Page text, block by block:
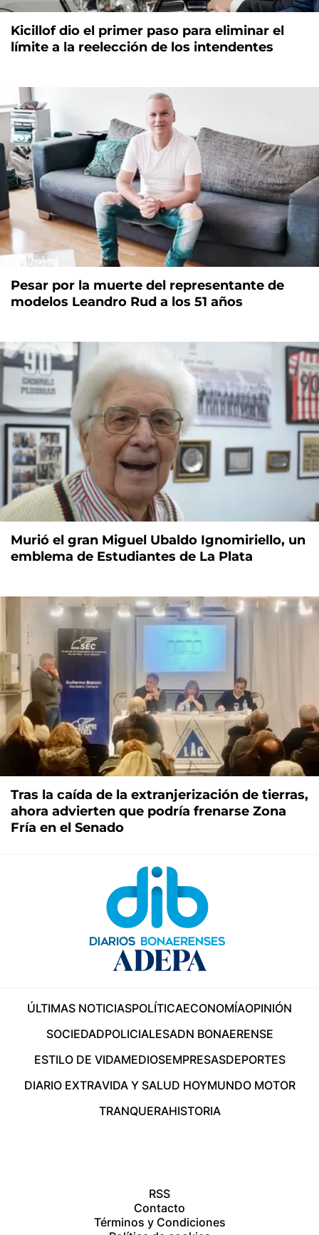
Kicillof dio el primer paso para eliminar el
límite a la reelección de los intendentes
Pesar por la muerte del representante de
modelos Leandro Rud a los 51 años
Murió el gran Miguel Ubaldo Ignomiriello, un
emblema de Estudiantes de La Plata
Tras la caída de la extranjerización de tierras,
ahora advierten que podría frenarse Zona
Fría en el Senado
ÚLTIMAS NOTICIASPOLÍTICAECONOMÍAOPINIÓN
SOCIEDADPOLICIALESADN BONAERENSE
ESTILO DE VIDAMEDIOSEMPRESASDEPORTES
DIARIO EXTRAVIDA Y SALUD HOYMUNDO MOTOR
TRANQUERAHISTORIA
RSS
Contacto
Términos y Condiciones